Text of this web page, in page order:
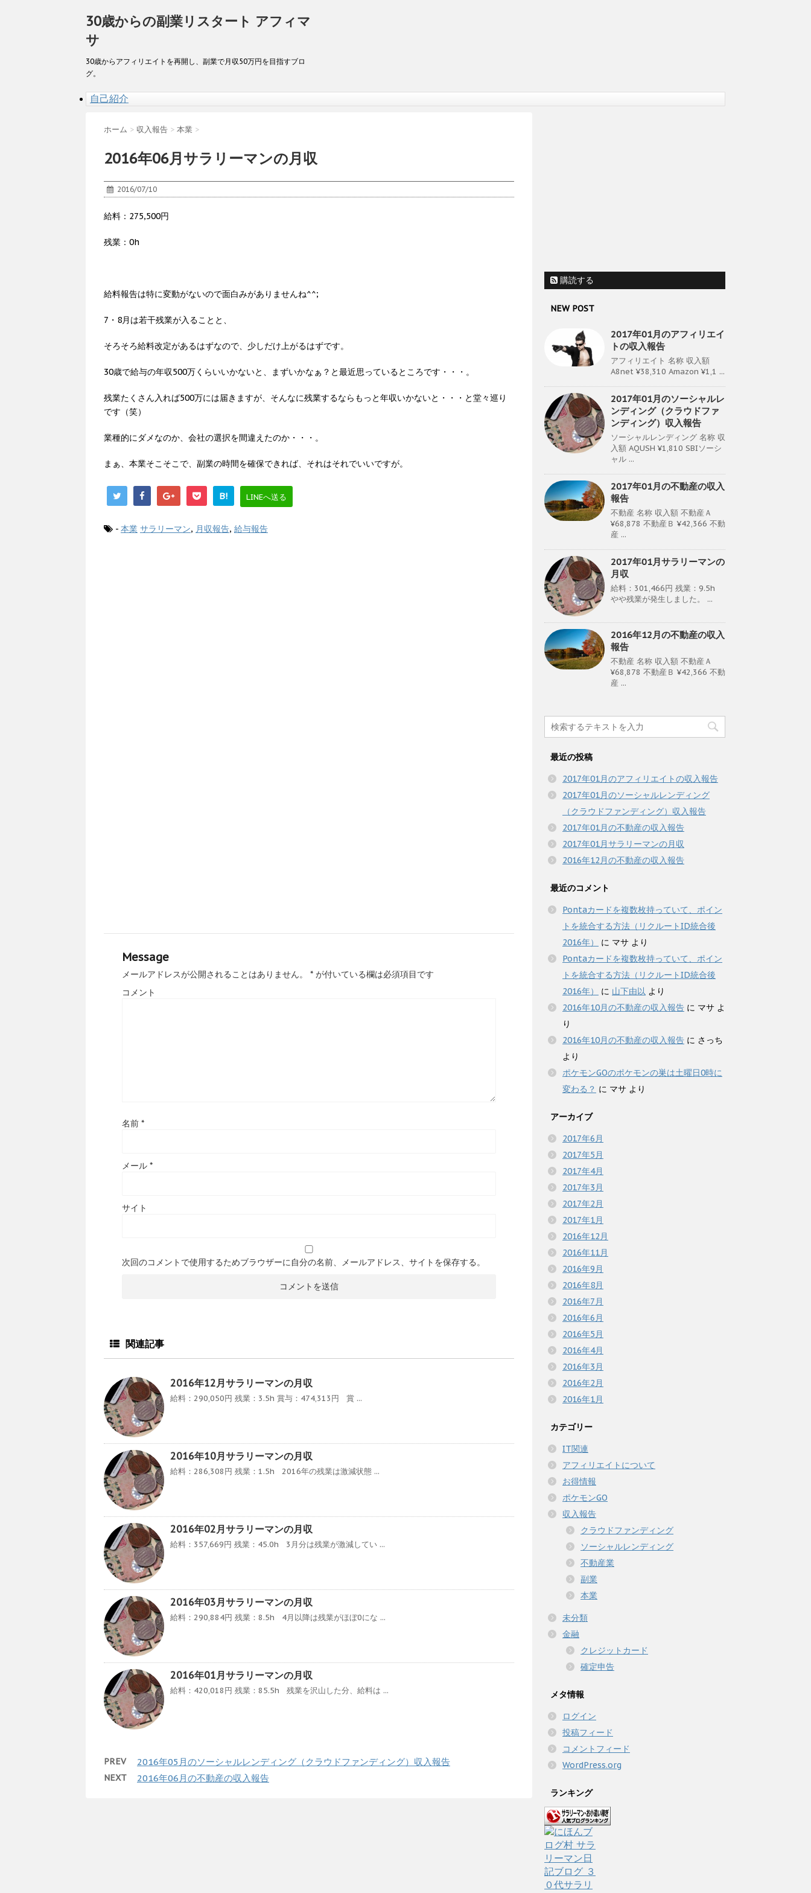
30歳からの副業リスタート アフィマ
サ
30歳からアフィリエイトを再開し、副業で月収50万円を目指すブロ
グ。
自己紹介
ホーム > 収入報告 > 本業 >
2016年06月サラリーマンの月収
2016/07/10
給料：275,500円
残業：0h
給料報告は特に変動がないので面白みがありませんね^^;
7・8月は若干残業が入ることと、
そろそろ給料改定があるはずなので、少しだけ上がるはずです。
30歳で給与の年収500万くらいいかないと、まずいかなぁ？と最近思っているところです・・・。
残業たくさん入れば500万には届きますが、そんなに残業するならもっと年収いかないと・・・と堂々巡り
です（笑）
業種的にダメなのか、会社の選択を間違えたのか・・・。
まぁ、本業そこそこで、副業の時間を確保できれば、それはそれでいいですが。
B! LINEへ送る
- 本業 サラリーマン, 月収報告, 給与報告
Message
メールアドレスが公開されることはありません。 * が付いている欄は必須項目です
コメント
名前 *
メール *
サイト
次回のコメントで使用するためブラウザーに自分の名前、メールアドレス、サイトを保存する。
関連記事
2016年12月サラリーマンの月収
給料：290,050円 残業：3.5h 賞与：474,313円 賞 ...
2016年10月サラリーマンの月収
給料：286,308円 残業：1.5h 2016年の残業は激減状態 ...
2016年02月サラリーマンの月収
給料：357,669円 残業：45.0h 3月分は残業が激減してい ...
2016年03月サラリーマンの月収
給料：290,884円 残業：8.5h 4月以降は残業がほぼ0にな ...
2016年01月サラリーマンの月収
給料：420,018円 残業：85.5h 残業を沢山した分、給料は ...
PREV 2016年05月のソーシャルレンディング（クラウドファンディング）収入報告
NEXT 2016年06月の不動産の収入報告
購読する
NEW POST
2017年01月のアフィリエイ
トの収入報告
アフィリエイト 名称 収入額
A8net ¥38,310 Amazon ¥1,1 ...
2017年01月のソーシャルレ
ンディング（クラウドファ
ンディング）収入報告
ソーシャルレンディング 名称 収
入額 AQUSH ¥1,810 SBIソーシ
ャル ...
2017年01月の不動産の収入
報告
不動産 名称 収入額 不動産Ａ
¥68,878 不動産Ｂ ¥42,366 不動
産 ...
2017年01月サラリーマンの
月収
給料：301,466円 残業：9.5h
やや残業が発生しました。 ...
2016年12月の不動産の収入
報告
不動産 名称 収入額 不動産Ａ
¥68,878 不動産Ｂ ¥42,366 不動
産 ...
最近の投稿
2017年01月のアフィリエイトの収入報告
2017年01月のソーシャルレンディング
（クラウドファンディング）収入報告
2017年01月の不動産の収入報告
2017年01月サラリーマンの月収
2016年12月の不動産の収入報告
最近のコメント
Pontaカードを複数枚持っていて、ポイン
トを統合する方法（リクルートID統合後
2016年）
に マサ より
Pontaカードを複数枚持っていて、ポイン
トを統合する方法（リクルートID統合後
2016年）
に 山下由以 より
2016年10月の不動産の収入報告 に マサ よ
り
2016年10月の不動産の収入報告 に さっち
より
ポケモンGOのポケモンの巣は土曜日0時に
変わる？ に マサ より
アーカイブ
2017年6月
2017年5月
2017年4月
2017年3月
2017年2月
2017年1月
2016年12月
2016年11月
2016年9月
2016年8月
2016年7月
2016年6月
2016年5月
2016年4月
2016年3月
2016年2月
2016年1月
カテゴリー
IT関連
アフィリエイトについて
お得情報
ポケモンGO
収入報告
クラウドファンディング
ソーシャルレンディング
不動産業
副業
本業
未分類
金融
クレジットカード
確定申告
メタ情報
ログイン
投稿フィード
コメントフィード
WordPress.org
ランキング